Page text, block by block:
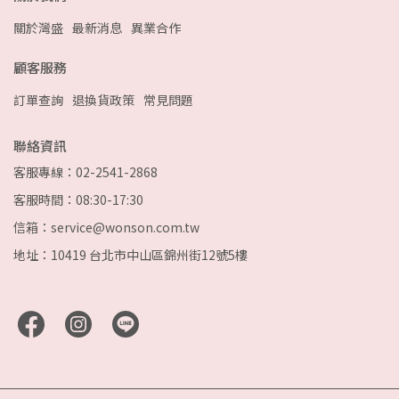
關於灣盛 最新消息 異業合作
顧客服務
訂單查詢 退換貨政策 常見問題
聯絡資訊
客服專線：02-2541-2868
客服時間：08:30-17:30
信箱：service@wonson.com.tw
地址：10419 台北市中山區錦州街12號5樓